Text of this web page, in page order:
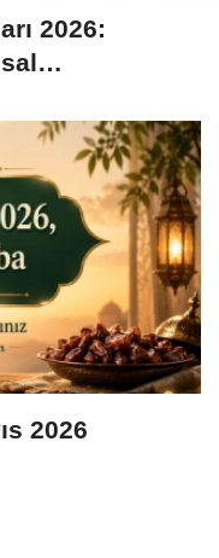
2026:
2026